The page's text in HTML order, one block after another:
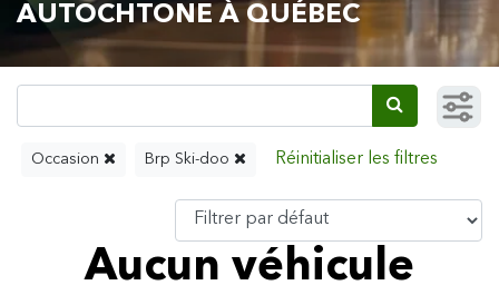
AUTOCHTONE À QUÉBEC
Occasion Brp Ski-doo
Aucun véhicule